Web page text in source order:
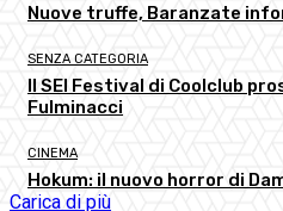
Nuove truffe, Baranzate
SENZA CATEGORIA
Il SEI Festival di Coolclub
Fulminacci
CINEMA
Hokum: il nuovo horror di
Carica di più